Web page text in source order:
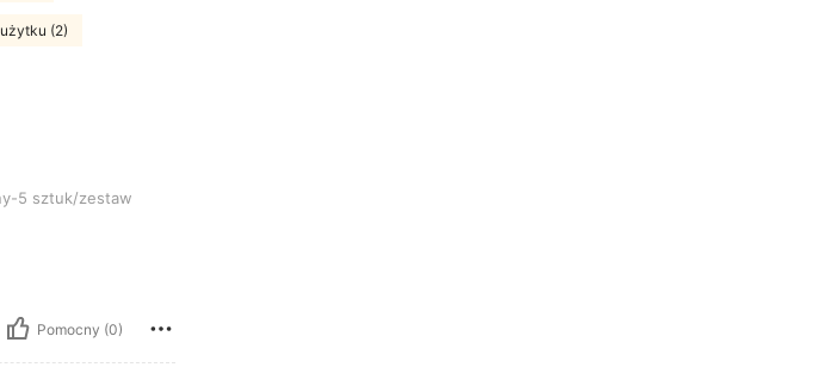
(2)
5 sztuk/zestaw
Pomocny (0)